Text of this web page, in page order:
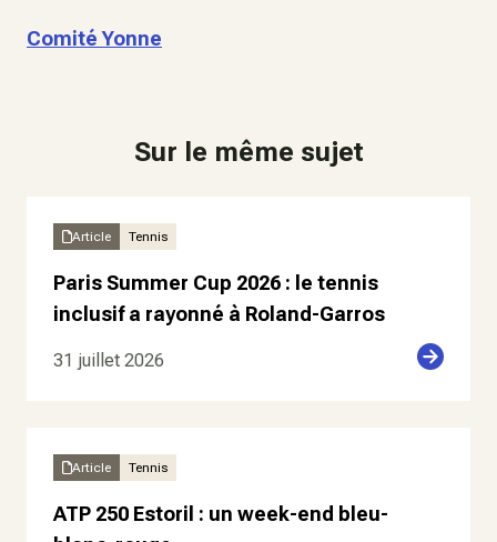
Comité Yonne
Sur le même sujet
Article Tennis
Paris Summer Cup 2026 : le tennis
inclusif a rayonné à Roland-Garros
31 juillet 2026
Article Tennis
ATP 250 Estoril : un week-end bleu-